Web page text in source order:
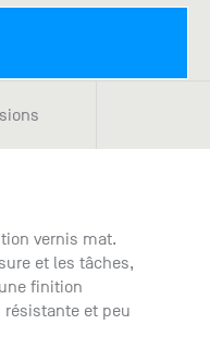
vernis mat.
et les tâches,
finition
résistante et peu